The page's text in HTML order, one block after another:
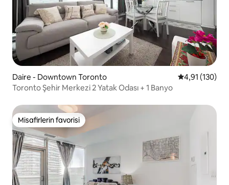
Daire - Downtown Toronto 5 üzerinden
4,91 (130)
Toronto Şehir Merkezi 2 Yatak Odası + 1 Banyo
Misafirlerin favorisi
Misafirlerin favorisi